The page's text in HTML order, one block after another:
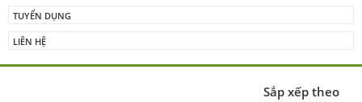
TUYỂN DỤNG
LIÊN HỆ
Sắp xếp theo